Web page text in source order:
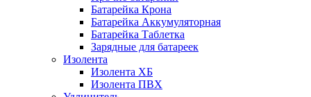
Батарейка Крона
Батарейка Аккумуляторная
Батарейка Таблетка
Зарядные для батареек
Изолента
Изолента ХБ
Изолента ПВХ